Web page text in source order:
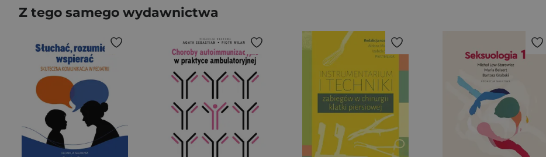
Z tego samego wydawnictwa